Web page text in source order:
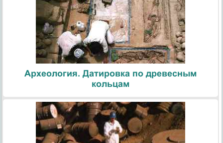
Археология. Датировка по древесным
кольцам